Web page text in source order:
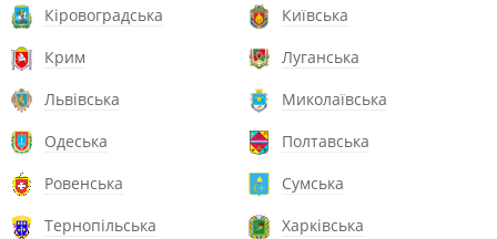
Кіровоградська
Київська
Крим
Луганська
Львівська
Миколаївська
Одеська
Полтавська
Ровенська
Сумська
Тернопільська
Харківська